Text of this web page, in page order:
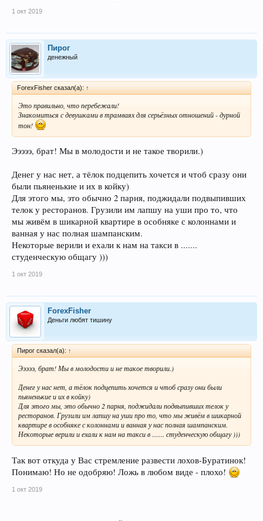
1 окт 2019
Пирог
денежный
ForexFisher сказал(а): ↑
Это правильно, что перебежали!
Знакомиться с девушками в трамваях для серьёзных отношений - дурной
тон!
Эээээ, брат! Мы в молодости и не такое творили.)
Денег у нас нет, а тёлок подцепить хочется и чтоб сразу они
были пьяненькие и их в койку)
Для этого мы, это обычно 2 парня, поджидали подвыпивших
телок у ресторанов. Грузили им лапшу на уши про то, что
мы живём в шикарной квартире в особняке с колоннами и
ванная у нас полная шампанским.
Некоторые верили и ехали к нам на такси в .......
студенческую общагу )))
1 окт 2019
ForexFisher
Деньги любят тишину
Пирог сказал(а): ↑
Эээээ, брат! Мы в молодости и не такое творили.)
Денег у нас нет, а тёлок подцепить хочется и чтоб сразу они были
пьяненькие и их в койку)
Для этого мы, это обычно 2 парня, поджидали подвыпивших телок у
ресторанов. Грузили им лапшу на уши про то, что мы живём в шикарной
квартире в особняке с колоннами и ванная у нас полная шампанским.
Некоторые верили и ехали к нам на такси в ....... студенческую общагу )))
Так вот откуда у Вас стремление развести лохов-Буратинок!
Понимаю! Но не одобряю! Ложь в любом виде - плохо!
1 окт 2019